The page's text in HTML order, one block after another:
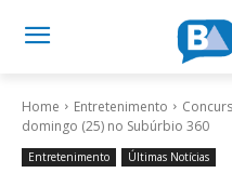
Home Entretenimento
domingo (25) no Subúrbio 360
Entretenimento Últimas Notícias